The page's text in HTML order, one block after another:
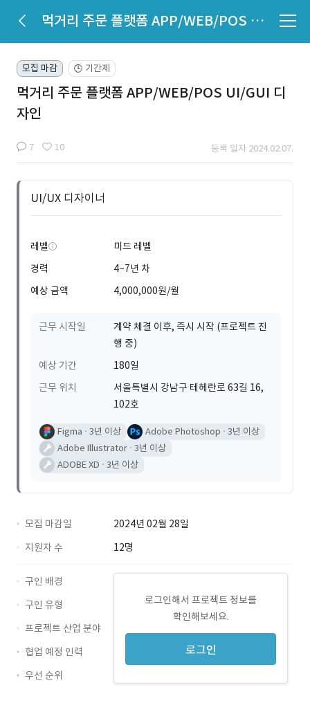
먹거리 주문 플랫폼 APP/WEB/POS UI/GUI 디자인
모집 마감 🕒 기간제
먹거리 주문 플랫폼 APP/WEB/POS UI/GUI 디
자인
7 10 등록 일자 2024.02.07.
UI/UX 디자이너
레벨
미드 레벨
경력
4~7년 차
예상 금액
4,000,000원/월
근무 시작일
계약 체결 이후, 즉시 시작 (프로젝트 진
행 중)
예상 기간
180일
근무 위치
서울특별시 강남구 테헤란로 63길 16,
102호
Figma 3년 이상 Adobe Photoshop
3년 이상
Adobe Illustrator 3년 이상
ADOBE XD
3년 이상
모집 마감일
2024년 02월 28일
지원자 수
12명
로그인해서 프로젝트 정보를
확인해보세요.
로그인
구인 배경
구인 유형
프로젝트 산업 분야
협업 예정 인력
우선 순위